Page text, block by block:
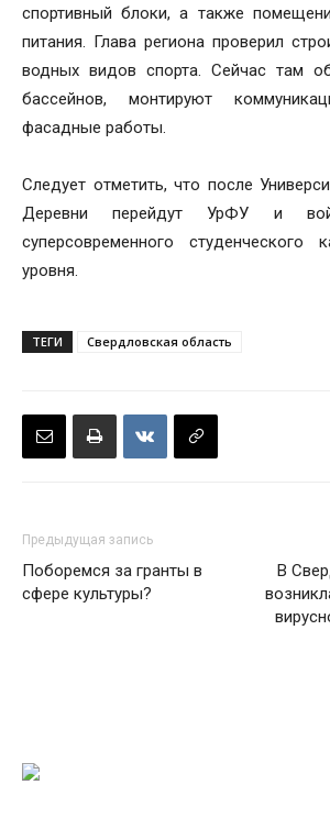
спортивный блоки, а также
питания. Глава региона проверил
водных видов спорта. Сейчас там
бассейнов, монтируют
фасадные работы.
Следует отметить, что после
Деревни перейдут УрФУ и
суперсовременного студенческого
уровня.
ТЕГИ Свердловская область
Предыдущая запись
Поборемся за гранты в
сфере культуры?
В